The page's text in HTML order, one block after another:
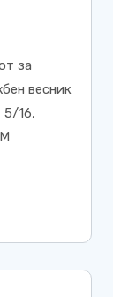
за
весник
5/16,